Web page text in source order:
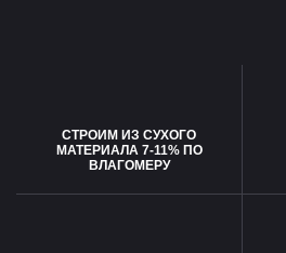
СТРОИМ ИЗ СУХОГО
МАТЕРИАЛА 7-11% ПО
ВЛАГОМЕРУ